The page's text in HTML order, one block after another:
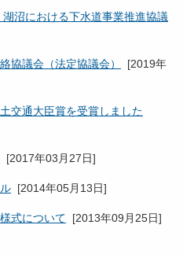
沼における下水道事業推進協議
協議会（法定協議会） [2019年
交通大臣賞を受賞しました
[2017年03月27日]
[2014年05月13日]
式について [2013年09月25日]